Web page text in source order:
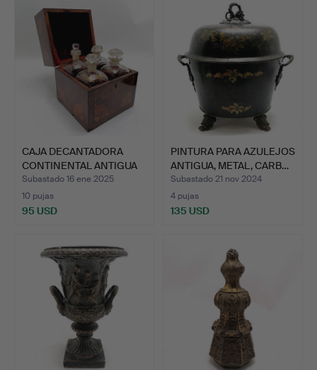
CAJA DECANTADORA
CONTINENTAL ANTIGUA
EQUIP…
Subastado 16 ene 2025
10 pujas
95 USD
PINTURA PARA AZULEJOS
ANTIGUA, METAL, CARB…
Subastado 21 nov 2024
4 pujas
135 USD